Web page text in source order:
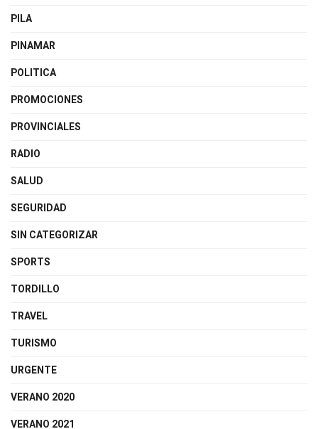
PILA
PINAMAR
POLITICA
PROMOCIONES
PROVINCIALES
RADIO
SALUD
SEGURIDAD
SIN CATEGORIZAR
SPORTS
TORDILLO
TRAVEL
TURISMO
URGENTE
VERANO 2020
VERANO 2021